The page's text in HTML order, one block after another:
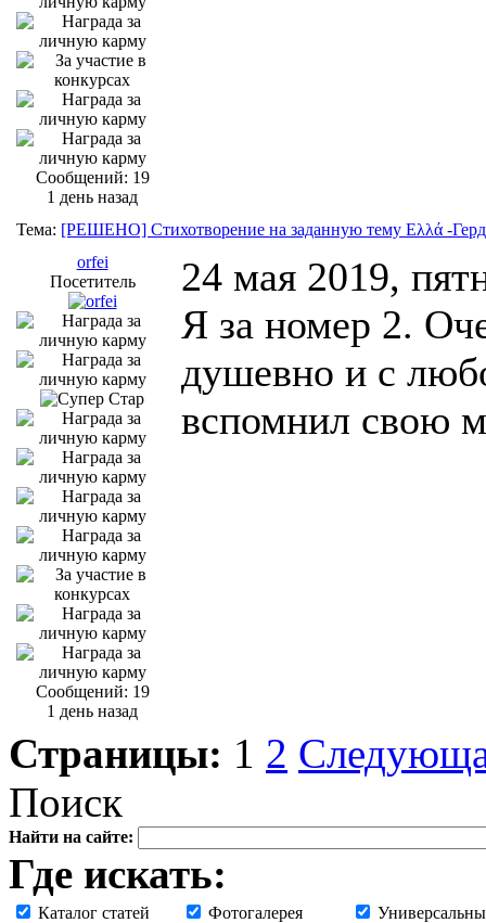
Сообщений: 19
1 день назад
Тема: [РЕШЕНО] Стихотворение на заданную тему Ελλά -
orfei
Посетитель
Сообщений: 19
1 день назад
24 мая 2019,
Я за номер 2.
душевно и с
вспомнил свою
Страницы: 1 2
Поиск
Найти на сайте:
Где искать:
Каталог статей Фотогалерея